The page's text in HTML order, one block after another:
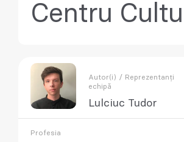
Centru
Autor(i) / Reprezentanți
echipă
Lulciuc Tudor
Profesia